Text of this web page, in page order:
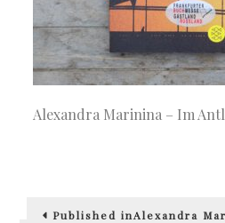
Alexandra Marinina – Im
Beitragsnavigation
Published inAlexandra